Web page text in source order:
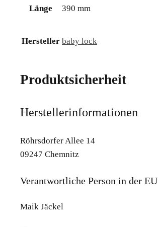
Länge 390 mm
Hersteller baby lock
Produktsicherheit
Herstellerinformationen
Röhrsdorfer Allee 14
09247 Chemnitz
Verantwortliche Person in der EU
Maik Jäckel